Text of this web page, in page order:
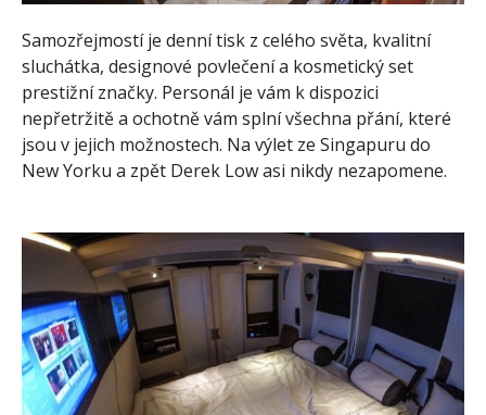
Samozřejmostí je denní tisk z celého světa, kvalitní
sluchátka, designové povlečení a kosmetický set
prestižní značky. Personál je vám k dispozici
nepřetržitě a ochotně vám splní všechna přání, které
jsou v jejich možnostech. Na výlet ze Singapuru do
New Yorku a zpět Derek Low asi nikdy nezapomene.